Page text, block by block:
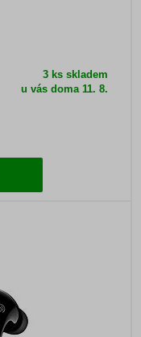
3 ks skladem
u vás doma11. 8.